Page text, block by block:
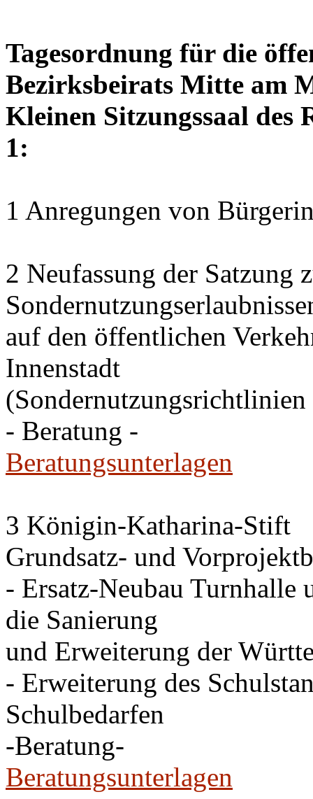
Tagesordnung für die
Bezirksbeirats Mitte am
Kleinen Sitzungssaal des
1:
1 Anregungen von
2 Neufassung der Satzung
auf den öffentlichen
Innenstadt
(Sondernutzungsrichtlinien
- Beratung -
Beratungsunterlagen
3 Königin-Katharina-Stift
Grundsatz- und
- Ersatz-Neubau Turnhalle
die Sanierung
und Erweiterung der
- Erweiterung des
Schulbedarfen
-Beratung-
Beratungsunterlagen